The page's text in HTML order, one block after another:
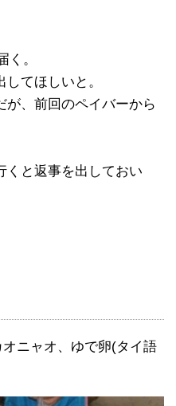
く。
てほしいと。
が、前回のペイバーから
くと返事を出しておい
ニャオ、ゆで卵(タイ語